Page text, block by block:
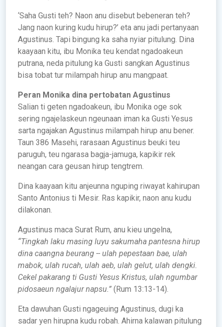
‘Saha Gusti teh? Naon anu disebut bebeneran teh?
Jang naon kuring kudu hirup?’ eta anu jadi pertanyaan
Agustinus. Tapi bingung ka saha nyiar pitulung. Dina
kaayaan kitu, ibu Monika teu kendat ngadoakeun
putrana, neda pitulung ka Gusti sangkan Agustinus
bisa tobat tur milampah hirup anu mangpaat.
Peran Monika dina pertobatan Agustinus
Salian ti geten ngadoakeun, ibu Monika oge sok
sering ngajelaskeun ngeunaan iman ka Gusti Yesus
sarta ngajakan Agustinus milampah hirup anu bener.
Taun 386 Masehi, rarasaan Agustinus beuki teu
paruguh, teu ngarasa bagja-jamuga, kapikir rek
neangan cara geusan hirup tengtrem.
Dina kaayaan kitu anjeunna nguping riwayat kahirupan
Santo Antonius ti Mesir. Ras kapikir, naon anu kudu
dilakonan.
Agustinus maca Surat Rum, anu kieu ungelna,
“Tingkah laku masing luyu sakumaha pantesna hirup
dina caangna beurang -- ulah pepestaan bae, ulah
mabok, ulah rucah, ulah aeb, ulah gelut, ulah dengki.
Cekel pakarang ti Gusti Yesus Kristus, ulah ngumbar
pidosaeun ngalajur napsu.” (Rum 13:13-14).
Eta dawuhan Gusti ngageuing Agustinus, dugi ka
sadar yen hirupna kudu robah. Ahirna kalawan pitulung